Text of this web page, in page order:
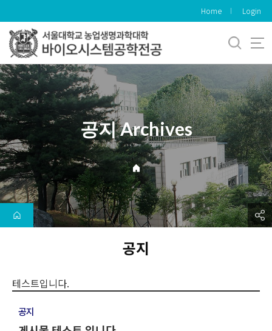
로
메
뉴
Home Login
공지 Archives
공지
테스트입니다.
공지